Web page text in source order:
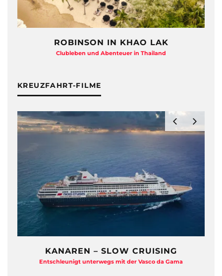
IN KHAO LAK
und Abenteuer in Thailand
HAYMAN
KREUZFAHRT-FILME
KANAREN – SLOW CRUISING
Entschleunigt unterwegs mit der Vasco da Gama